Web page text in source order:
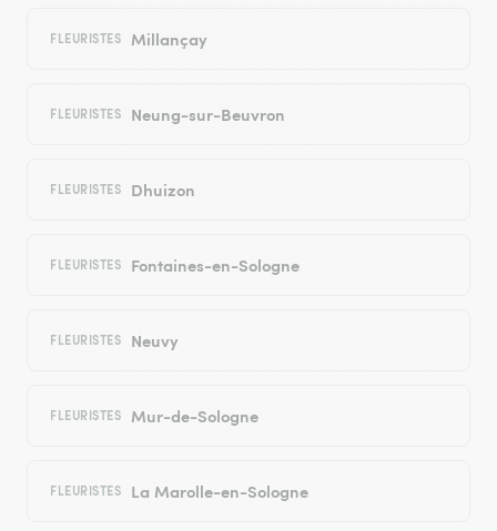
FLEURISTES Millançay
FLEURISTES Neung-sur-Beuvron
FLEURISTES Dhuizon
FLEURISTES Fontaines-en-Sologne
FLEURISTES Neuvy
FLEURISTES Mur-de-Sologne
FLEURISTES La Marolle-en-Sologne